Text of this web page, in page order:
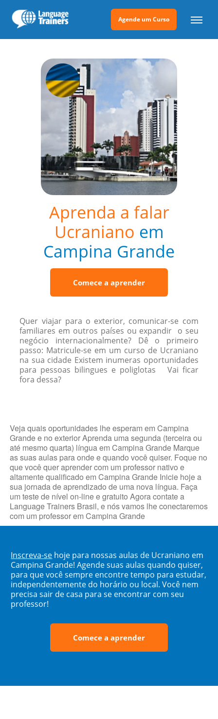
Agende um Curso
Aprenda a falar
Ucraniano em
Campina Grande
Comece a aprender
Quer viajar para o exterior, comunicar-se com
familiares em outros países ou expandir o seu
negócio internacionalmente? Dê o primeiro
passo: Matricule-se em um curso de Ucraniano
na sua cidade Existem inumeras oportunidades
para pessoas bilingues e poliglotas Vai ficar
fora dessa?
Veja quais oportunidades lhe esperam em Campina
Grande e no exterior Aprenda uma segunda (terceira ou
até mesmo quarta) língua em Campina Grande Marque
as suas aulas para onde e quando você quiser. Foque no
que você quer aprender com um professor nativo e
altamente qualificado em Campina Grande Inicie hoje a
sua jornada de aprendizado de uma nova língua. Faça
um teste de nível on-line e gratuito Agora contate a
Language Trainers Brasil, e nós vamos lhe conectaremos
com um professor em Campina Grande
Inscreva-se hoje para nossas aulas de Ucraniano em
Campina Grande! Agende suas aulas quando quiser,
para que você sempre encontre tempo para estudar,
independentemente do horário ou local. Você nem
precisa sair de casa para se encontrar com seu
professor!
Comece a aprender